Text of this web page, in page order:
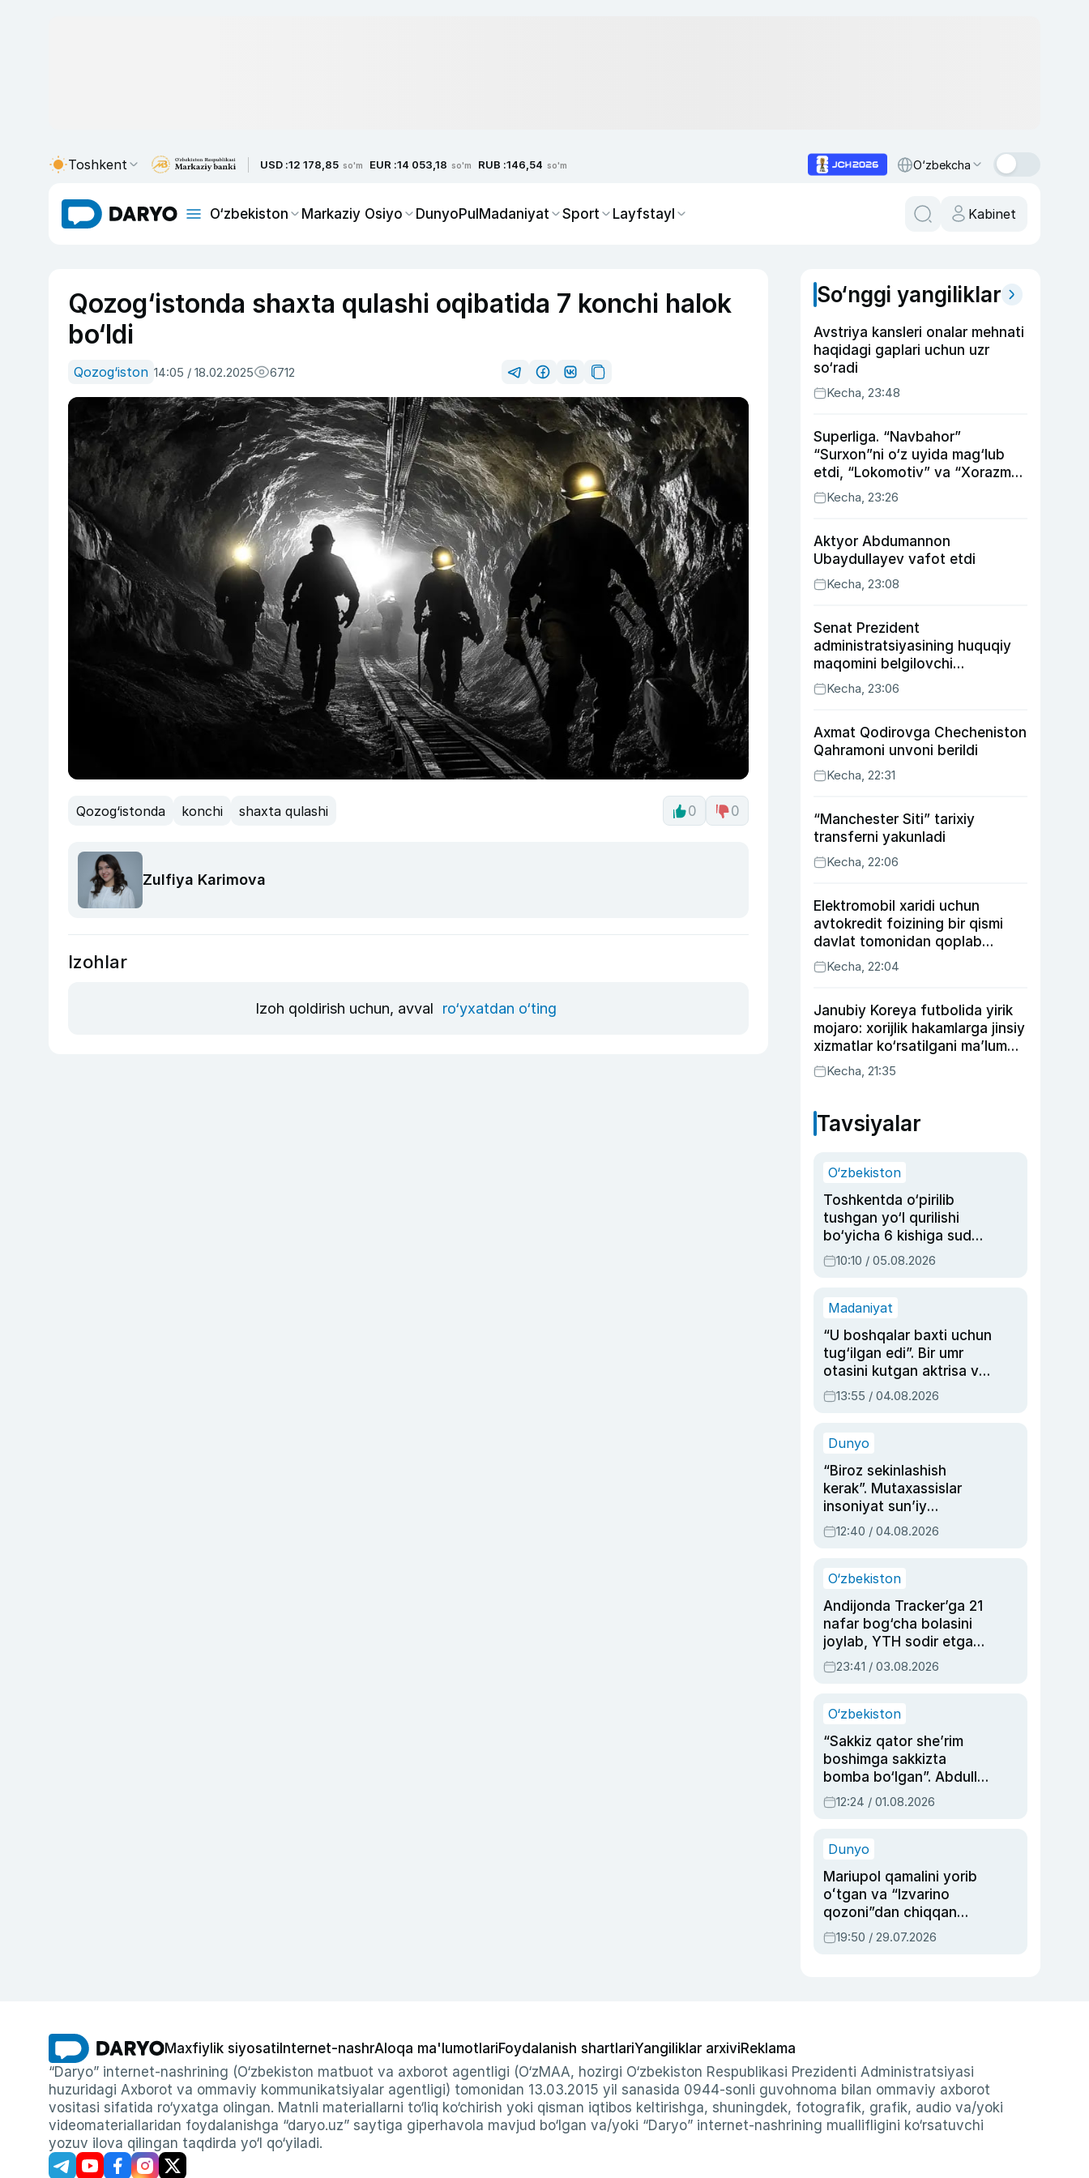
Toshkent USD :12 178,85 so'm EUR :14 053,18 so'm RUB :146,54 so'm O‘zbekcha
O‘zbekiston Markaziy Osiyo DunyoPulMadaniyat Sport Layfstayl Kabinet
Qozog‘istonda shaxta qulashi oqibatida 7 konchi halok
bo‘ldi
Qozog‘iston 14:05 / 18.02.2025 6712
Qozog‘istonda konchi shaxta qulashi 0 0
Zulfiya Karimova
Izohlar
Izoh qoldirish uchun, avval ro‘yxatdan o‘ting
So‘nggi yangiliklar
Avstriya kansleri onalar mehnati
haqidagi gaplari uchun uzr
so‘radi
Kecha, 23:48
Superliga. “Navbahor”
“Surxon”ni o‘z uyida mag‘lub
etdi, “Lokomotiv” va “Xorazm”
uyda g‘alaba qozondi
Kecha, 23:26
Aktyor Abdu­mannon
Ubaydullayev vafot etdi
Kecha, 23:08
Senat Prezident
administratsiyasining huquqiy
maqomini belgilovchi
konstitutsiyaviy qonunni
ma’qulladi
Kecha, 23:06
Axmat Qodirovga Checheniston
Qahramoni unvoni berildi
Kecha, 22:31
“Manchester Siti” tarixiy
transferni yakunladi
Kecha, 22:06
Elektromobil xaridi uchun
avtokredit foizining bir qismi
davlat tomonidan qoplab
berilishi mumkin
Kecha, 22:04
Janubiy Koreya futbolida yirik
mojaro: xorijlik hakamlarga jinsiy
xizmatlar ko‘rsatilgani ma’lum
qilindi
Kecha, 21:35
Tavsiyalar
O‘zbekiston
Toshkentda o‘pirilib
tushgan yo‘l qurilishi
bo‘yicha 6 kishiga sud
hukmi o‘qildi
10:10 / 05.08.2026
Madaniyat
“U boshqalar baxti uchun
tug‘ilgan edi”. Bir umr
otasini kutgan aktrisa va
dublyaj ustasi Rimma
Ahmedovaning
13:55 / 04.08.2026
Dunyo
“Biroz sekinlashish
kerak”. Mutaxassislar
insoniyat sun’iy
intellektni boshqara
olmay qolishidan xavotir
12:40 / 04.08.2026
O‘zbekiston
Andijonda Tracker’ga 21
nafar bog‘cha bolasini
joylab, YTH sodir etgan
ayolga sud hukmi o‘qildi
23:41 / 03.08.2026
O‘zbekiston
“Sakkiz qator she’rim
boshimga sakkizta
bomba bo‘lgan”. Abdulla
Oripovni siyosiy
ayblovlardan asrab
12:24 / 01.08.2026
Dunyo
Mariupol qamalini yorib
oʻtgan va “Izvarino
qozoni”dan chiqqan
qahramon — Ukraina
armiyasi bosh
19:50 / 29.07.2026
Maxfiylik siyosati Internet-nashrAloqa ma'lumotlariFoydalanish shartlariYangiliklar arxiviReklama
“Daryo” internet-nashrining (O‘zbekiston matbuot va axborot agentligi (O‘zMAA, hozirgi O‘zbekiston Respublikasi Prezidenti Administratsiyasi
huzuridagi Axborot va ommaviy kommunikatsiyalar agentligi) tomonidan 13.03.2015 yil sanasida 0944-sonli guvohnoma bilan ommaviy axborot
vositasi sifatida ro‘yxatga olingan. Matnli materiallarni to‘liq ko‘chirish yoki qisman iqtibos keltirishga, shuningdek, fotografik, grafik, audio va/yoki
videomateriallaridan foydalanishga “daryo.uz” saytiga giperhavola mavjud bo‘lgan va/yoki “Daryo” internet-nashrining muallifligini ko‘rsatuvchi
yozuv ilova qilingan taqdirda yo‘l qo‘yiladi.